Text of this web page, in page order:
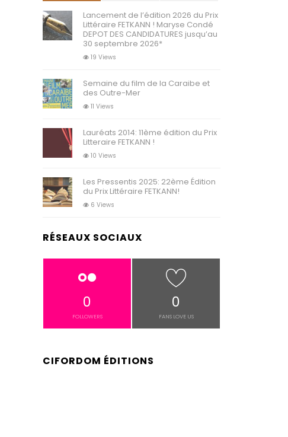
augmenter
le
Lancement de l’édition 2026 du Prix
Littéraire FETKANN ! Maryse Condé
DEPOT DES CANDIDATURES jusqu’au
30 septembre 2026*
19 Views
Semaine du film de la Caraibe et
des Outre-Mer
11 Views
Lauréats 2014: 11ème édition du Prix
Litteraire FETKANN !
10 Views
Les Pressentis 2025: 22ème Édition
du Prix Littéraire FETKANN!
6 Views
RÉSEAUX SOCIAUX
0
FOLLOWERS
0
FANS LOVE US
CIFORDOM ÉDITIONS